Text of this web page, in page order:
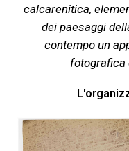
calcarenitica,
dei paesaggi
contempo un
fotografica